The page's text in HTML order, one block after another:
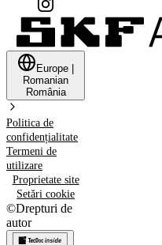
Europe
Romanian
România
Politica de
confidențialitate
Termeni de
utilizare
Proprietate site
Setări cookie
©Drepturi de
autor